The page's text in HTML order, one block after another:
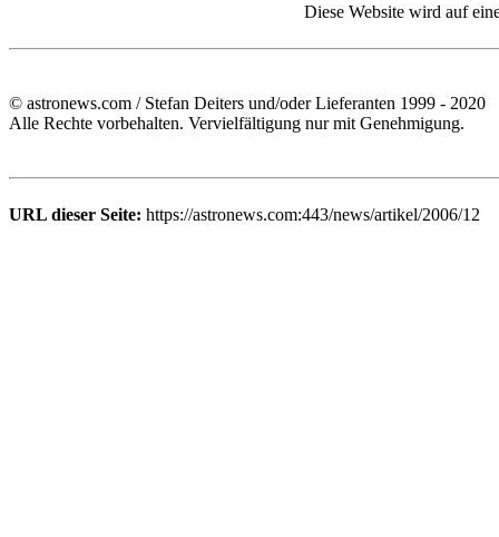
Diese Website wird auf
© astronews.com / Stefan Deiters und/oder Lieferanten 1999 - 2020
Alle Rechte vorbehalten. Vervielfältigung nur mit Genehmigung.
URL dieser Seite: https://astronews.com:443/news/artikel/2006/12